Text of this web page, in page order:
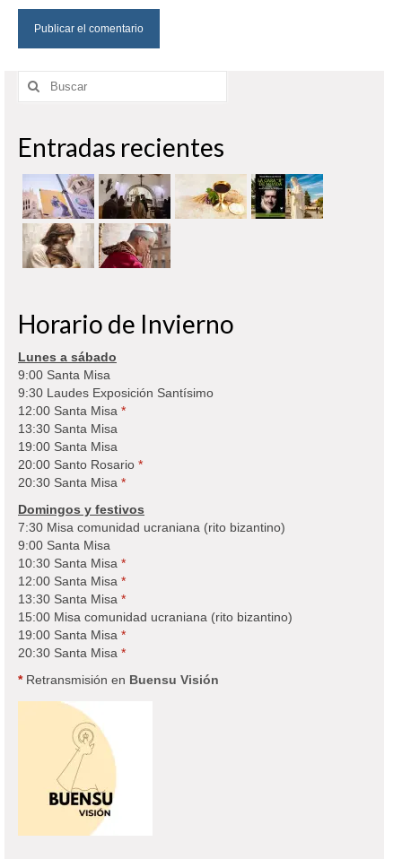
Buscar
por:
Entradas recientes
Horario de Invierno
Lunes a sábado
9:00 Santa Misa
9:30 Laudes Exposición Santísimo
12:00 Santa Misa *
13:30 Santa Misa
19:00 Santa Misa
20:00 Santo Rosario *
20:30 Santa Misa *
Domingos y festivos
7:30 Misa comunidad ucraniana (rito bizantino)
9:00 Santa Misa
10:30 Santa Misa *
12:00 Santa Misa *
13:30 Santa Misa *
15:00 Misa comunidad ucraniana (rito bizantino)
19:00 Santa Misa *
20:30 Santa Misa *
*Retransmisión en Buensu Visión